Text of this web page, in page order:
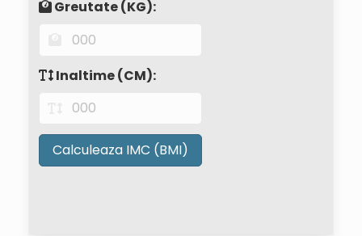
Greutate (KG):
Inaltime (CM):
Calculeaza IMC (BMI)